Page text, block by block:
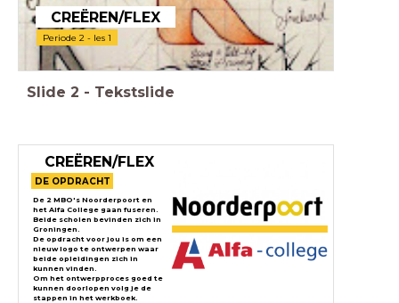
Periode 2 - les 1
CREËREN/FLEX
Slide 2 - Tekstslide
De 2 MBO's Noorderpoort en
het Alfa College gaan fuseren.
Beide scholen bevinden zich in
Groningen.
De opdracht voor jou is om een
nieuw logo te ontwerpen waar
beide opleidingen zich in
kunnen vinden.
Om het ontwerpproces goed te
kunnen doorlopen volg je de
stappen in het werkboek.
CREËREN/FLEX
DE OPDRACHT